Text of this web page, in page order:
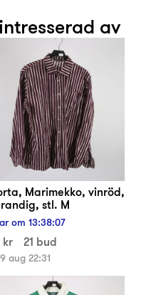
av
Marimekko, vinröd,
stl. M
om 13:38:07
kr 21 bud
aug 22:31